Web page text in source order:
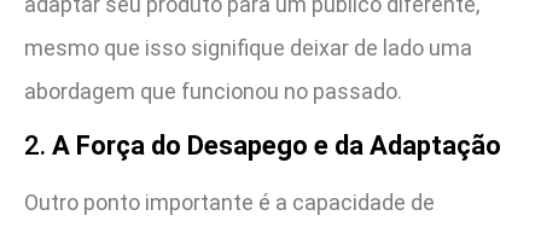
mesmo que isso signifique deixar de lado uma
abordagem que funcionou no passado.
2. A Força do Desapego e da Adaptação
Outro ponto importante é a capacidade de